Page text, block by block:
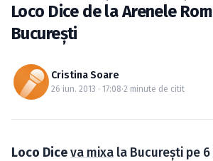
BILETE
Autentificare
Caută în site...
Loco Dice de la Arenele
Bucureşti
Cristina Soare
26 iun. 2013 · 17:08·2 minute de citit
Loco Diceva mixa la Bucureşti pe 6